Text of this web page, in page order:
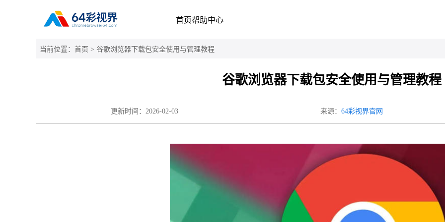
首页帮助中心
当前位置： 首页 > 谷歌浏览器下载包安全使用与管理教程
谷歌浏览器下载包安全使用与管理教程
更新时间： 2026-02-03 来源： 64彩视界官网